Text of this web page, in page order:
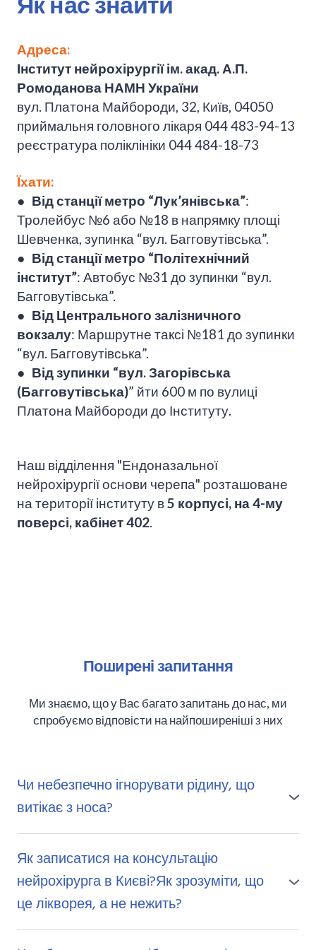
Адреса:
Інститут нейрохірургії ім. акад. А.П.
Ромоданова НАМН України
вул. Платона Майбороди, 32, Київ, 04050
приймальня головного лікаря 044 483-94-13
реєстратура поліклініки 044 484-18-73
Їхати:
● Від станції метро “Лук’янівська”:
Тролейбус №6 або №18 в напрямку площі
Шевченка, зупинка “вул. Багговутівська”.
● Від станції метро “Політехнічний
інститут”: Автобус №31 до зупинки “вул.
Багговутівська”.
● Від Центрального залізничного
вокзалу: Маршрутне таксі №181 до зупинки
“вул. Багговутівська”.
● Від зупинки “вул. Загорівська
(Багговутівська)” йти 600 м по вулиці
Платона Майбороди до Інституту.
Наш відділення "Ендоназальної
нейрохірургії основи черепа" розташоване
на території інституту в5 корпусі, на 4-му
поверсі, кабінет 402
Поширені запитання
Ми знаємо, що у Вас багато запитань до нас, ми
спробуємо відповісти на найпоширеніші з них
Чи небезпечно ігнорувати рідину, що
витікає з носа?
Прозора рідина з носа може виглядати як звичайний
нежить, але якщо це спинномозкова рідина - без
лікування вона стає прямим шляхом для бактерій у
Як записатися на консультацію
нейрохірурга в Києві?Як зрозуміти, що
це лікворея, а не нежить?